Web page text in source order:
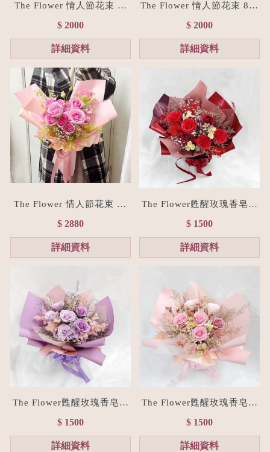
The Flower 情人節花束 粉
玫瑰花束(台北花店/花禮訂
$ 2000
詳細資料
The Flower 情人節花束 8朵
粉玫瑰花束(台北花店/花禮
訂製)
$ 2000
詳細資料
The Flower 情人節花束 15
朵粉玫瑰花束(台北花店/花
禮訂製)
$ 2880
詳細資料
The Flower甦醒玫瑰香皂花
束M size(贈禮物提袋/全台
宅配）經典紅
$ 1500
詳細資料
The Flower甦醒玫瑰香皂花
束M size(贈禮物提袋/全台
宅配）浪漫紫
$ 1500
詳細資料
The Flower甦醒玫瑰香皂花
束M size(贈禮物提袋/全台
宅配）浪漫粉
$ 1500
詳細資料